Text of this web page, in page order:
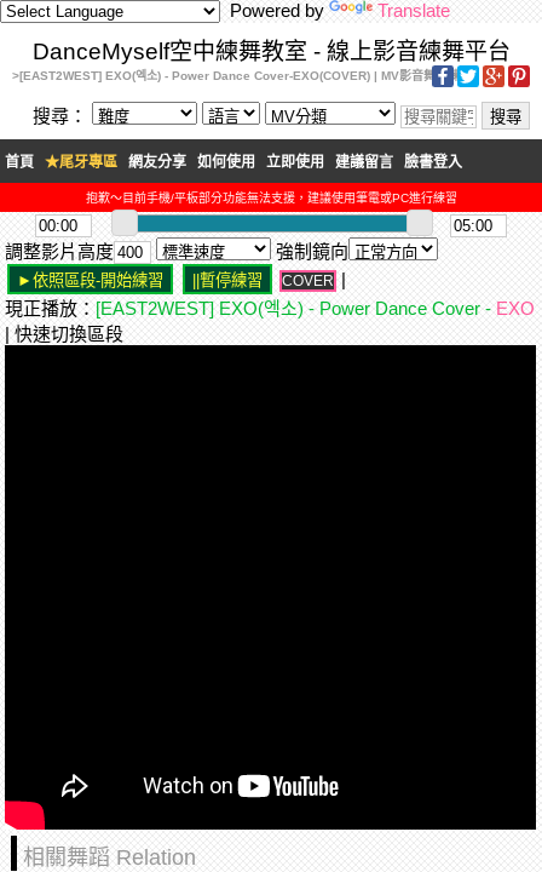
Powered by Translate
DanceMyself空中練舞教室 - 線上影音練舞平台
>[EAST2WEST] EXO(엑소) - Power Dance Cover-EXO(COVER) | MV影音舞蹈練習
搜尋：
首頁 ★尾牙專區 網友分享 如何使用 立即使用 建議留言 臉書登入
抱歉～目前手機/平板部分功能無法支援，建議使用筆電或PC進行練習
調整影片高度 強制鏡向
COVER |
現正播放： [EAST2WEST] EXO(엑소) - Power Dance Cover - EXO
| 快速切換區段
相關舞蹈 Relation